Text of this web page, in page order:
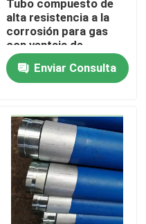
Tubo compuesto de
alta resistencia a la
corrosión para gas
con ventaja de
flexibilidad
Enviar Consulta